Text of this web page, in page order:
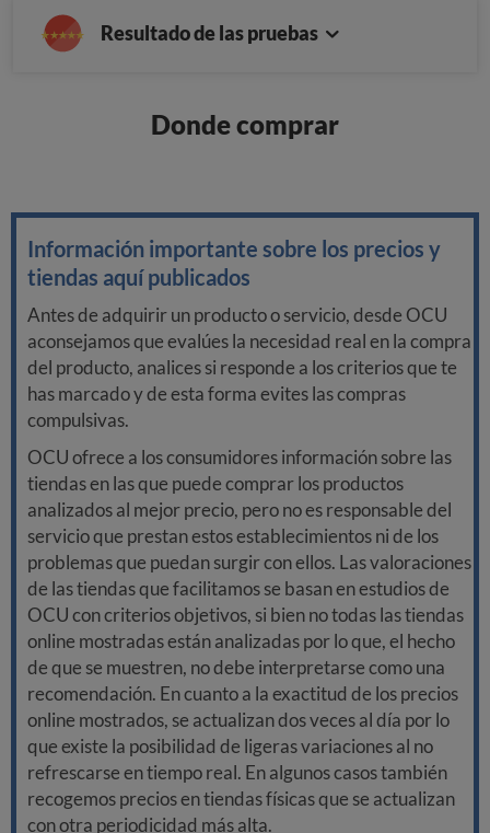
Resultado de las pruebas
Donde comprar
Información importante sobre los precios y
tiendas aquí publicados
Antes de adquirir un producto o servicio, desde OCU
aconsejamos que evalúes la necesidad real en la compra
del producto, analices si responde a los criterios que te
has marcado y de esta forma evites las compras
compulsivas.
OCU ofrece a los consumidores información sobre las
tiendas en las que puede comprar los productos
analizados al mejor precio, pero no es responsable del
servicio que prestan estos establecimientos ni de los
problemas que puedan surgir con ellos. Las valoraciones
de las tiendas que facilitamos se basan en estudios de
OCU con criterios objetivos, si bien no todas las tiendas
online mostradas están analizadas por lo que, el hecho
de que se muestren, no debe interpretarse como una
recomendación. En cuanto a la exactitud de los precios
online mostrados, se actualizan dos veces al día por lo
que existe la posibilidad de ligeras variaciones al no
refrescarse en tiempo real. En algunos casos también
recogemos precios en tiendas físicas que se actualizan
con otra periodicidad más alta.